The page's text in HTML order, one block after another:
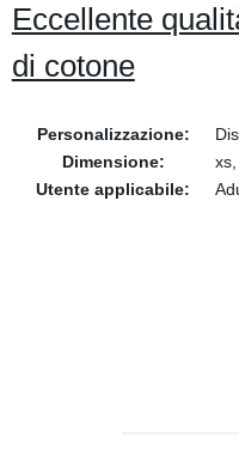
Eccellente
di cotone
Personalizzazione:
Dimensione:
Utente applicabile: